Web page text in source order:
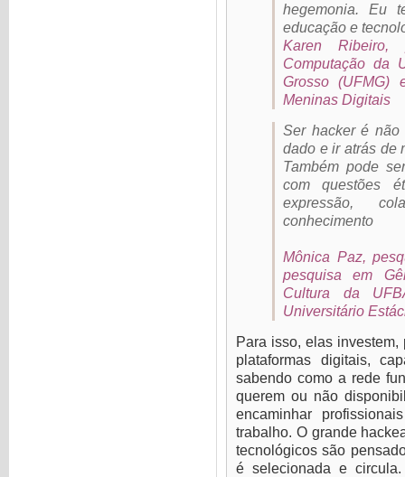
hegemonia. Eu
educação e
Karen Ribeiro,
Computação da
Grosso (UFMG)
Meninas Digitais
Ser hacker é
dado e ir atrás de
Também pode
com questões
expressão,
conhecimento
Mônica Paz,
pesquisa em
Cultura da
Universitário
Para isso, elas
plataformas digitais,
sabendo como a rede
querem ou não
encaminhar
trabalho. O grande
tecnológicos são
é selecionada e